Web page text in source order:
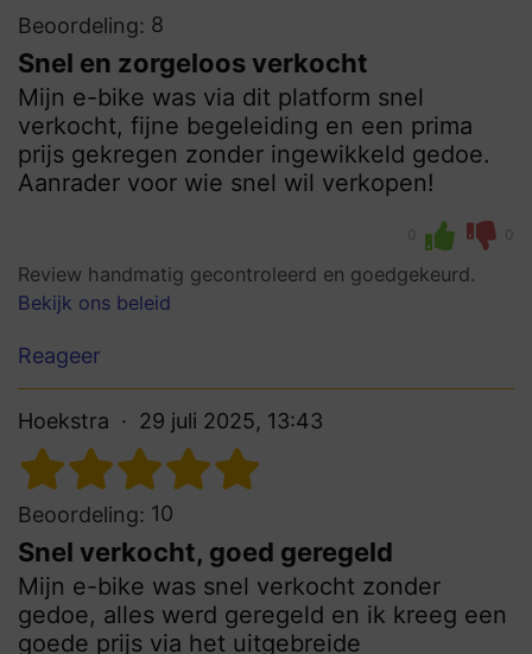
Beoordeling: 8
Snel en zorgeloos verkocht
Mijn e-bike was via dit platform snel
verkocht, fijne begeleiding en een prima
prijs gekregen zonder ingewikkeld gedoe.
Aanrader voor wie snel wil verkopen!
0 0
Review handmatig gecontroleerd en goedgekeurd.
Bekijk ons beleid
Reageer
Hoekstra 29 juli 2025, 13:43
Beoordeling: 10
Snel verkocht, goed geregeld
Mijn e-bike was snel verkocht zonder
gedoe, alles werd geregeld en ik kreeg een
goede prijs via het uitgebreide